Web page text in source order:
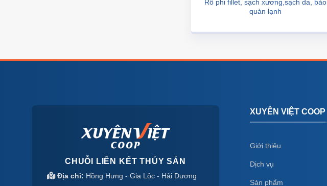
Rô phi fillet, sạch xương,sạch da, bảo
quản lạnh
CHUỖI LIÊN KẾT THỦY SẢN
Địa chỉ: Hồng Hưng - Gia Lộc - Hải Dương
XUYÊN VIỆT COOP
Giới thiệu
Dịch vụ
Sản phẩm